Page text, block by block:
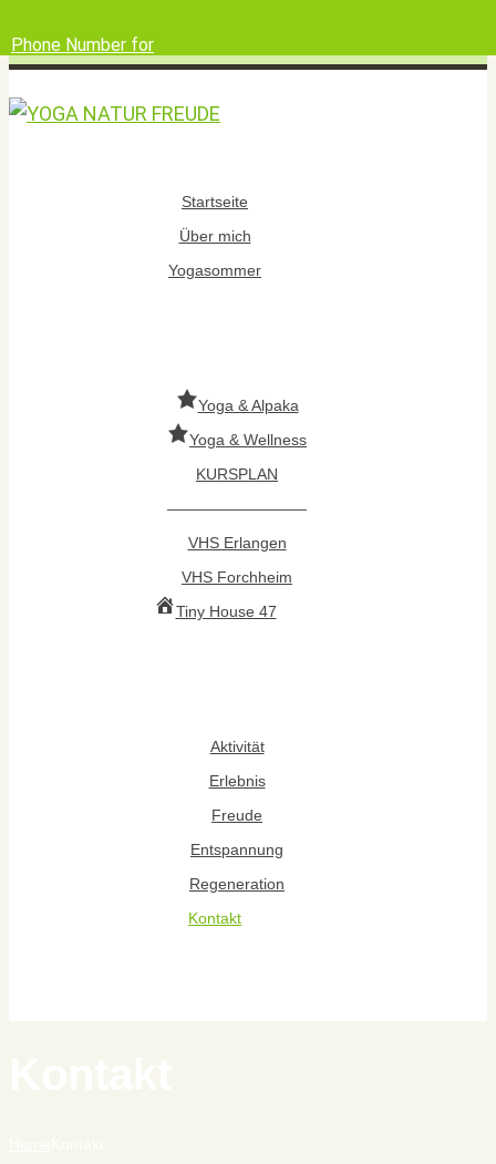
Startseite
Über mich
Yogasommer
Yoga & Alpaka
Yoga & Wellness
KURSPLAN
—————————
VHS Erlangen
VHS Forchheim
Tiny House 47
Aktivität
Erlebnis
Freude
Entspannung
Regeneration
Kontakt
Phone Number for